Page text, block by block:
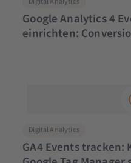
Google Analytics 4
einrichten:
Digital Analytics
GA4 Events